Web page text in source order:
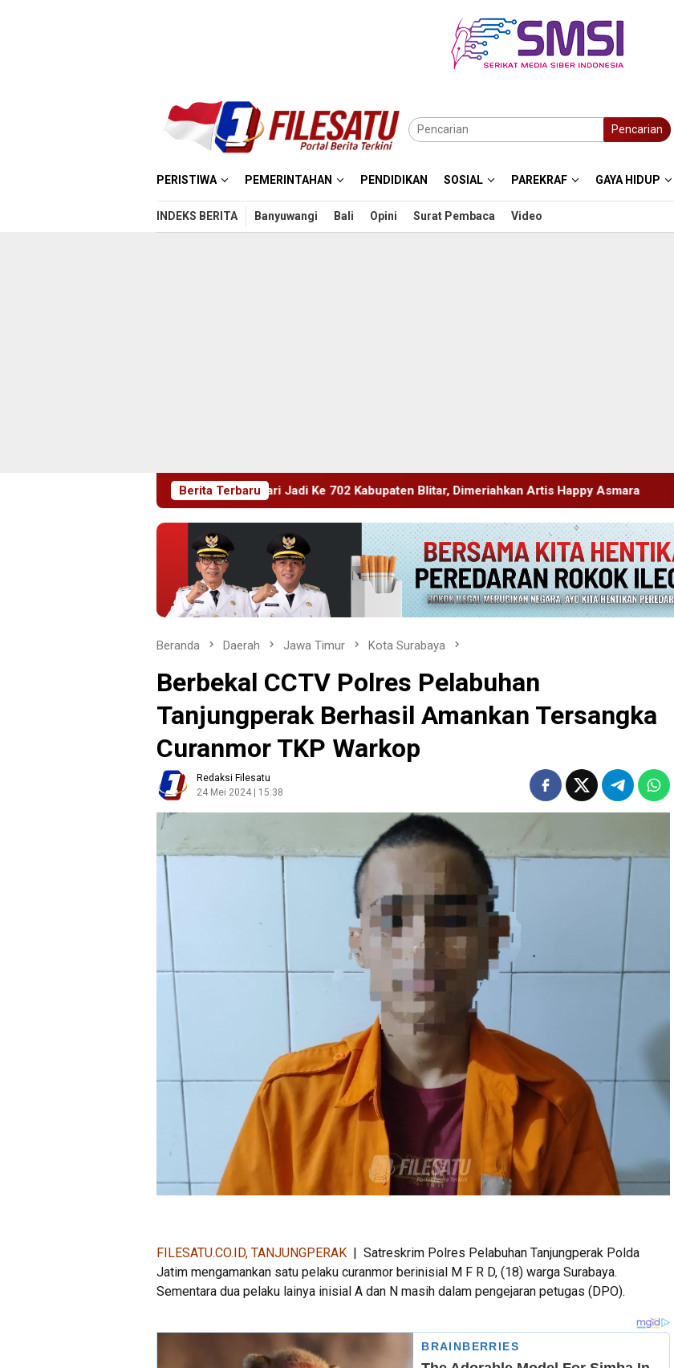
Pencarian
PERISTIWA PEMERINTAHAN PENDIDIKAN SOSIAL PAREKRAF GAYA HIDUP
INDEKS BERITA Banyuwangi Bali Opini Surat Pembaca Video
Berita Terbaru
RI Ke 81 Dan Hari Jadi Ke 702 Kabupaten Blitar, Dimeriahkan Artis Happy Asmara Edukasi Sejak Dini,
Beranda Daerah Jawa Timur Kota Surabaya
Berbekal CCTV Polres Pelabuhan
Tanjungperak Berhasil Amankan Tersangka
Curanmor TKP Warkop
Redaksi Filesatu
24 Mei 2024 | 15:38
FILESATU.CO.ID, TANJUNGPERAK | Satreskrim Polres Pelabuhan Tanjungperak Polda
Jatim mengamankan satu pelaku curanmor berinisial M F R D, (18) warga Surabaya.
Sementara dua pelaku lainya inisial A dan N masih dalam pengejaran petugas (DPO).